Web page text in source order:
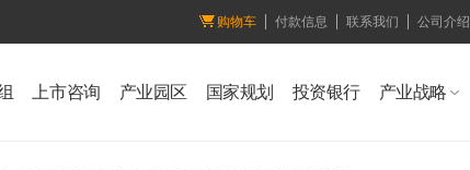
购物车 付款信息 联系我们 公司介绍
上市咨询 产业园区 国家规划 投资银行 产业战略